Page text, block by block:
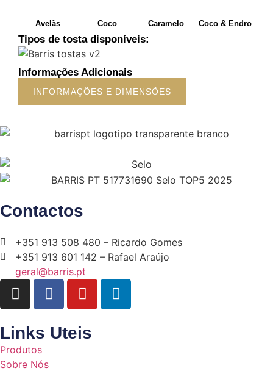
Avelãs Coco Caramelo Coco & Endro
Tipos de tosta disponíveis:
Informações Adicionais
INFORMAÇÕES E DIMENSÕES
Contactos
+351 913 508 480 – Ricardo Gomes
+351 913 601 142 – Rafael Araújo
geral@barris.pt
Links Uteis
Produtos
Sobre Nós